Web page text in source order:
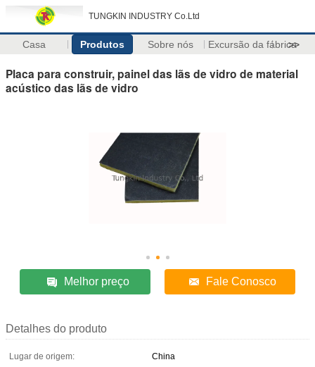
TUNGKIN INDUSTRY Co.Ltd
Casa Produtos Sobre nós Excursão da fábrica
>>
Placa para construir, painel das lãs de vidro de material
acústico das lãs de vidro
Melhor preço Fale Conosco
Detalhes do produto
Lugar de origem:
China